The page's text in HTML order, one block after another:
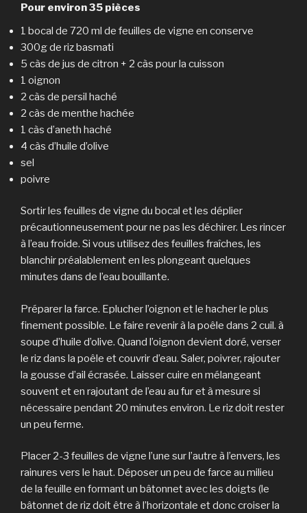
Pour environ 35 pièces
1 bocal de 720 ml de feuilles de vigne en conserve
300g de riz basmati
5 càs de jus de citron + 2 càs pour la cuisson
1 oignon
2 càs de persil haché
2 càs de menthe hachée
1 càs d’aneth haché
4 càs d’huile d’olive
sel
poivre
Sortir les feuilles de vigne du bocal et les déplier
précautionneusement pour ne pas les déchirer. Les rincer
à l’eau froide. Si vous utilisez des feuilles fraîches, les
blanchir préalablement en les plongeant quelques
minutes dans de l’eau bouillante.
Préparer la farce. Eplucher l’oignon et le hacher le plus
finement possible. Le faire revenir à la poêle dans 2 cuil. à
soupe d’huile d’olive. Quand l’oignon devient doré, verser
le riz dans la poêle et couvrir d’eau. Saler, poivrer, rajouter
la gousse d’ail écrasée. Laisser cuire en mélangeant
souvent et en rajoutant de l’eau au fur et à mesure si
nécessaire pendant 20 minutes environ. Le riz doit rester
un peu ferme.
Placer 2-3 feuilles de vigne l’une sur l’autre à l’envers, les
rainures vers le haut. Déposer un peu de farce au milieu
de la feuille en formant un bâtonnet avec les doigts (le
bâtonnet de riz doit être à l’horizontale et donc croiser la